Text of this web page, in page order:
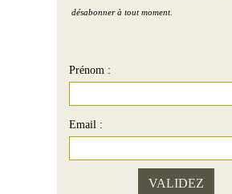
désabonner à tout moment.
Prénom :
Email :